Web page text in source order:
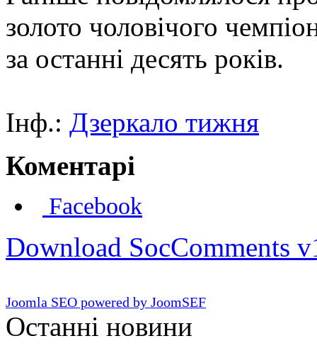
золото чоловічого
за останні десять років.
Інф.: Дзеркало тижня
Коментарі
Facebook
Download SocComments
Joomla SEO powered by JoomSEF
Останні новини